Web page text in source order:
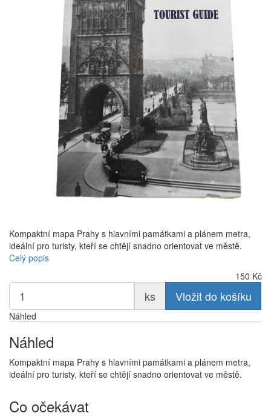
Kompaktní mapa Prahy s hlavními památkami a plánem metra,
ideální pro turisty, kteří se chtějí snadno orientovat ve městě.
Celý popis
150 Kč
ks Vložit do košíku
Náhled
Náhled
Kompaktní mapa Prahy s hlavními památkami a plánem metra,
ideální pro turisty, kteří se chtějí snadno orientovat ve městě.
Co očekávat